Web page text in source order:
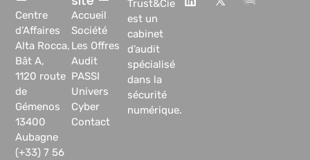
Trust&Cie
est un
cabinet
d’audit
spécialisé
dans la
sécurité
numérique.
Accueil
Société
Les Offres
Audit
PASSI
Univers
Cyber
Contact
Centre
d’Affaires
Alta Rocca,
Bât A,
1120 route
de
Gémenos
13400
Aubagne
(+33) 7 56